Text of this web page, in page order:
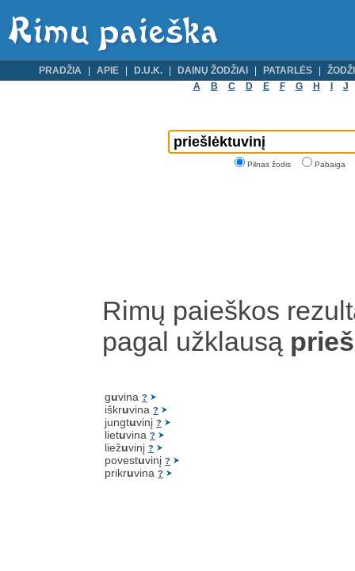
PRADŽIA APIE D.U.K. DAINŲ ŽODŽIAI PATARLĖS
A
B C D E F G H J
Pilnas žodis Pabaiga
Rimų paieškos
pagal užklausą
guvina ?
iškruvina ?
jungtuvinį ?
lietuvina ?
liežuvinį ?
povestuvinį ?
prikruvina ?